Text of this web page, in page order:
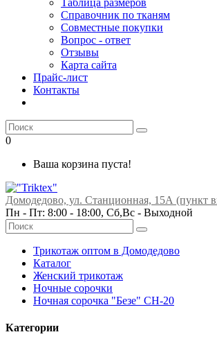
Таблица размеров
Справочник по тканям
Совместные покупки
Вопрос - ответ
Отзывы
Карта сайта
Прайс-лист
Контакты
0
Ваша корзина пуста!
Домодедово, ул. Станционная, 15А (пункт
Пн - Пт: 8:00 - 18:00, Сб,Вс - Выходной
Трикотаж оптом в Домодедово
Каталог
Женский трикотаж
Ночные сорочки
Ночная сорочка "Безе" СН-20
Категории